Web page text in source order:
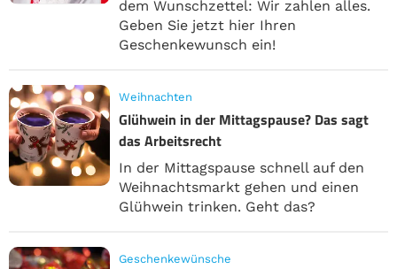
dem Wunschzettel: Wir zahlen alles.
Geben Sie jetzt hier Ihren
Geschenkewunsch ein!
Weihnachten
Glühwein in der Mittagspause? Das sagt
das Arbeitsrecht
In der Mittagspause schnell auf den
Weihnachtsmarkt gehen und einen
Glühwein trinken. Geht das?
Geschenkewünsche